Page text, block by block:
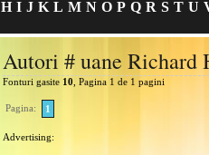
H I J K L M N O P Q R S T U
Autori # uane Richard
Fonturi gasite 10 , Pagina 1 de 1 pagini
Pagina: 1
Advertising: